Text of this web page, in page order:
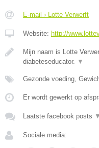
E-mail › Lotte Verwerft
Website: http://
Mijn naam is Lotte
diabeteseducator. ▼
Gezonde voeding,
Er wordt gewerkt op
Laatste facebook posts ▼
Sociale media: